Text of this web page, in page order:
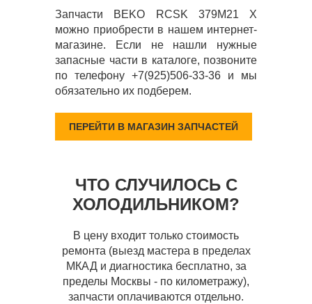
Запчасти BEKO RCSK 379M21 X
можно приобрести в нашем интернет-
магазине. Если не нашли нужные
запасные части в каталоге, позвоните
по телефону +7(925)506-33-36 и мы
обязательно их подберем.
ПЕРЕЙТИ В МАГАЗИН ЗАПЧАСТЕЙ
ЧТО СЛУЧИЛОСЬ С
ХОЛОДИЛЬНИКОМ?
В цену входит только стоимость
ремонта (выезд мастера в пределах
МКАД и диагностика бесплатно, за
пределы Москвы - по километражу),
запчасти оплачиваются отдельно.